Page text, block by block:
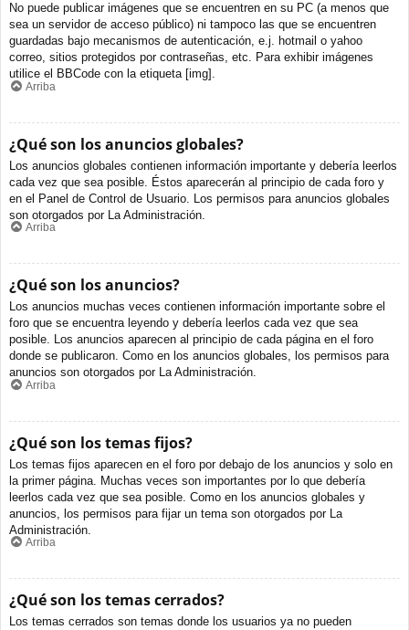
No puede publicar imágenes que se encuentren en su PC (a menos que
sea un servidor de acceso público) ni tampoco las que se encuentren
guardadas bajo mecanismos de autenticación, e.j. hotmail o yahoo
correo, sitios protegidos por contraseñas, etc. Para exhibir imágenes
utilice el BBCode con la etiqueta [img].
Arriba
¿Qué son los anuncios globales?
Los anuncios globales contienen información importante y debería leerlos
cada vez que sea posible. Éstos aparecerán al principio de cada foro y
en el Panel de Control de Usuario. Los permisos para anuncios globales
son otorgados por La Administración.
Arriba
¿Qué son los anuncios?
Los anuncios muchas veces contienen información importante sobre el
foro que se encuentra leyendo y debería leerlos cada vez que sea
posible. Los anuncios aparecen al principio de cada página en el foro
donde se publicaron. Como en los anuncios globales, los permisos para
anuncios son otorgados por La Administración.
Arriba
¿Qué son los temas fijos?
Los temas fijos aparecen en el foro por debajo de los anuncios y solo en
la primer página. Muchas veces son importantes por lo que debería
leerlos cada vez que sea posible. Como en los anuncios globales y
anuncios, los permisos para fijar un tema son otorgados por La
Administración.
Arriba
¿Qué son los temas cerrados?
Los temas cerrados son temas donde los usuarios ya no pueden